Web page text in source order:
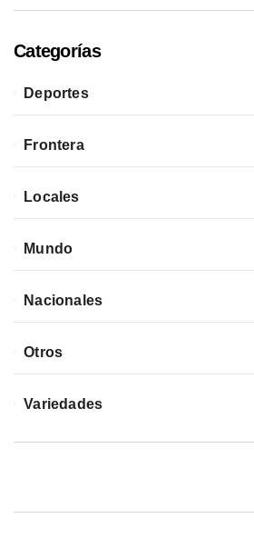
Categorías
Deportes
Frontera
Locales
Mundo
Nacionales
Otros
Variedades